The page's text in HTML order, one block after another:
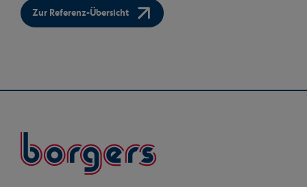
Zur Referenz-Übersicht